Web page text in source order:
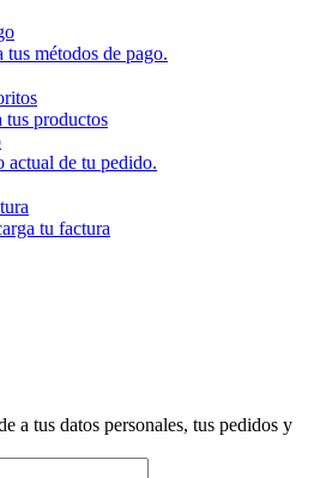
métodos de pago.
tus productos
actual de tu pedido.
tu factura
a tus datos personales, tus pedidos y